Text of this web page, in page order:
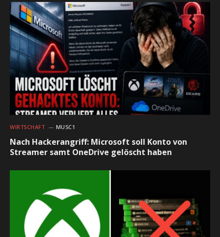
WIRTSCHAFT MUSC1
Nach Hackerangriff: Microsoft soll Konto von
Streamer samt OneDrive gelöscht haben